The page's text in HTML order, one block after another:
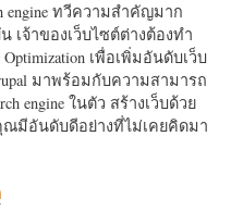
engine ทวีความสำคัญมาก
เจ้าของเว็บไซต์ต่างต้องทำ
Optimization เพื่อเพิ่มอันดับเว็บ
มาพร้อมกับความสามารถ
engine ในตัว สร้างเว็บด้วย
ณมีอันดับดีอย่างที่ไม่เคยคิดมา